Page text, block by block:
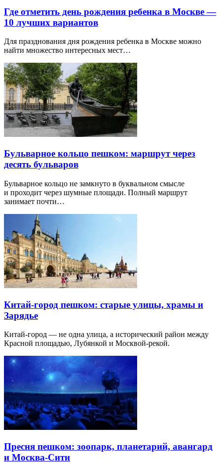
Где отметить день рождения ребенка в Москве —
10 лучших вариантов
Для празднования дня рождения ребенка в Москве можно
найти множество интересных мест…
Бульварное кольцо пешком: маршрут через
десять бульваров
Бульварное кольцо не замкнуто в буквальном смысле
и проходит через шумные площади. Полный маршрут
занимает почти…
Китай-город пешком: старые улицы, храмы и
Зарядье
Китай-город — не одна улица, а исторический район между
Красной площадью, Лубянкой и Москвой-рекой.
Пресня пешком: зоопарк, планетарий, авангард
и Москва-Сити